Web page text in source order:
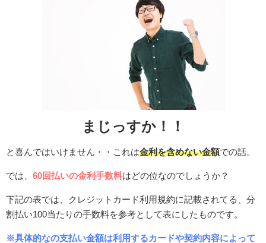
まじっすか！！
と喜んではいけません・・これは金利を含めない金額での話。
では、 60回払いの金利手数料はどの位なのでしょうか？
下記の表では、クレジットカード利用規約に記載されてる、分
割払い100当たりの手数料を参考として表にしたものです。
※具体的なの支払い金額は利用するカードや契約内容によって